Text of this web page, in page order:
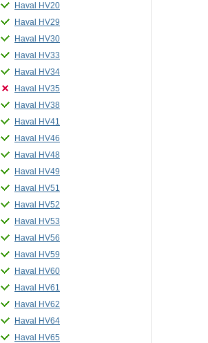
Haval HV20
Haval HV29
Haval HV30
Haval HV33
Haval HV34
Haval HV35
Haval HV38
Haval HV41
Haval HV46
Haval HV48
Haval HV49
Haval HV51
Haval HV52
Haval HV53
Haval HV56
Haval HV59
Haval HV60
Haval HV61
Haval HV62
Haval HV64
Haval HV65